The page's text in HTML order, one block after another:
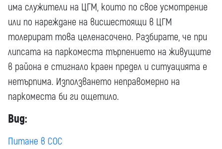
има служители на ЦГМ, които по свое усмотрение
или по нареждане на висшестоящи в ЦГМ
толерират това целенасочено. Разбирате, че при
липсата на паркоместа търпението на живущите
в района е стигнало краен предел и ситуацията е
нетърпима. Използването неправомерно на
паркоместа би ги ощетило.
Вид:
Питане в СОС